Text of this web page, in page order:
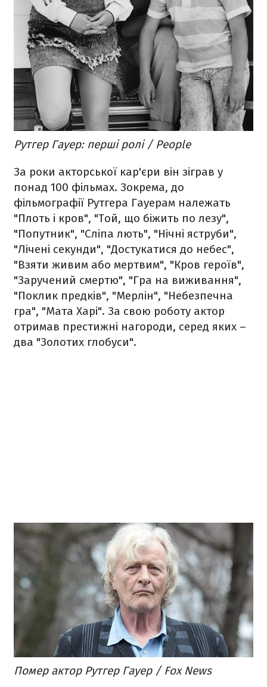
Рутгер Гауер: перші ролі / People
За роки акторської кар'єри він зіграв у
понад 100 фільмах. Зокрема, до
фільмографії Рутгера Гауерам належать
"Плоть і кров", "Той, що біжить по лезу",
"Попутник", "Сліпа лють", "Нічні яструби",
"Лічені секунди", "Достукатися до небес",
"Взяти живим або мертвим", "Кров героїв",
"Заручений смертю", "Гра на виживання",
"Поклик предків", "Мерлін", "Небезпечна
гра", "Мата Харі". За свою роботу актор
отримав престижні нагороди, серед яких –
два "Золотих глобуси".
Помер актор Рутгер Гауер / Fox News